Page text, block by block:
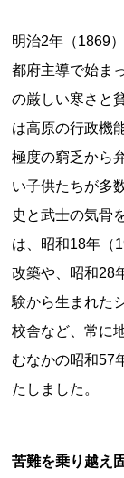
根室
釧路
釧路
Final
明治2年（1869
都府主導で始ま
の厳しい寒さと
は高原の行政機
極度の窮乏から
い子供たちが多
史と武士の気骨
は、昭和18年（
改築や、昭和28
験から生まれた
校舎など、常に
むなかの昭和57
たしました。
苦難を乗り越え